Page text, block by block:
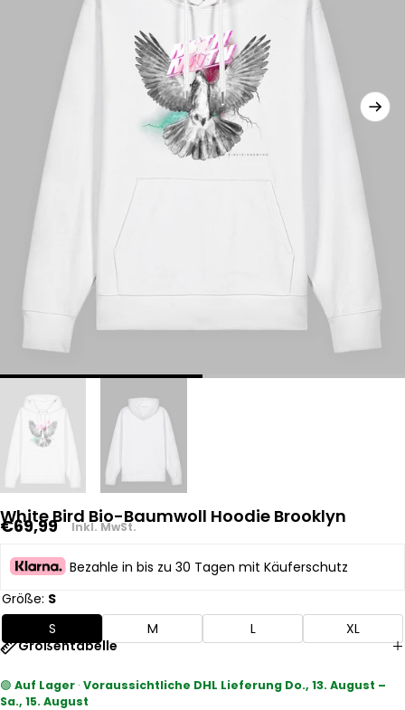
White Bird Bio-Baumwoll Hoodie Brooklyn
Regulärer
€69,99 Inkl. MwSt.
Bezahle in bis zu 30 Tagen mit Käuferschutz
Größe: S
S
M L
XL
Größentabelle
🟢 Auf Lager · Voraussichtliche DHL Lieferung Do., 13. August –
Sa., 15. August